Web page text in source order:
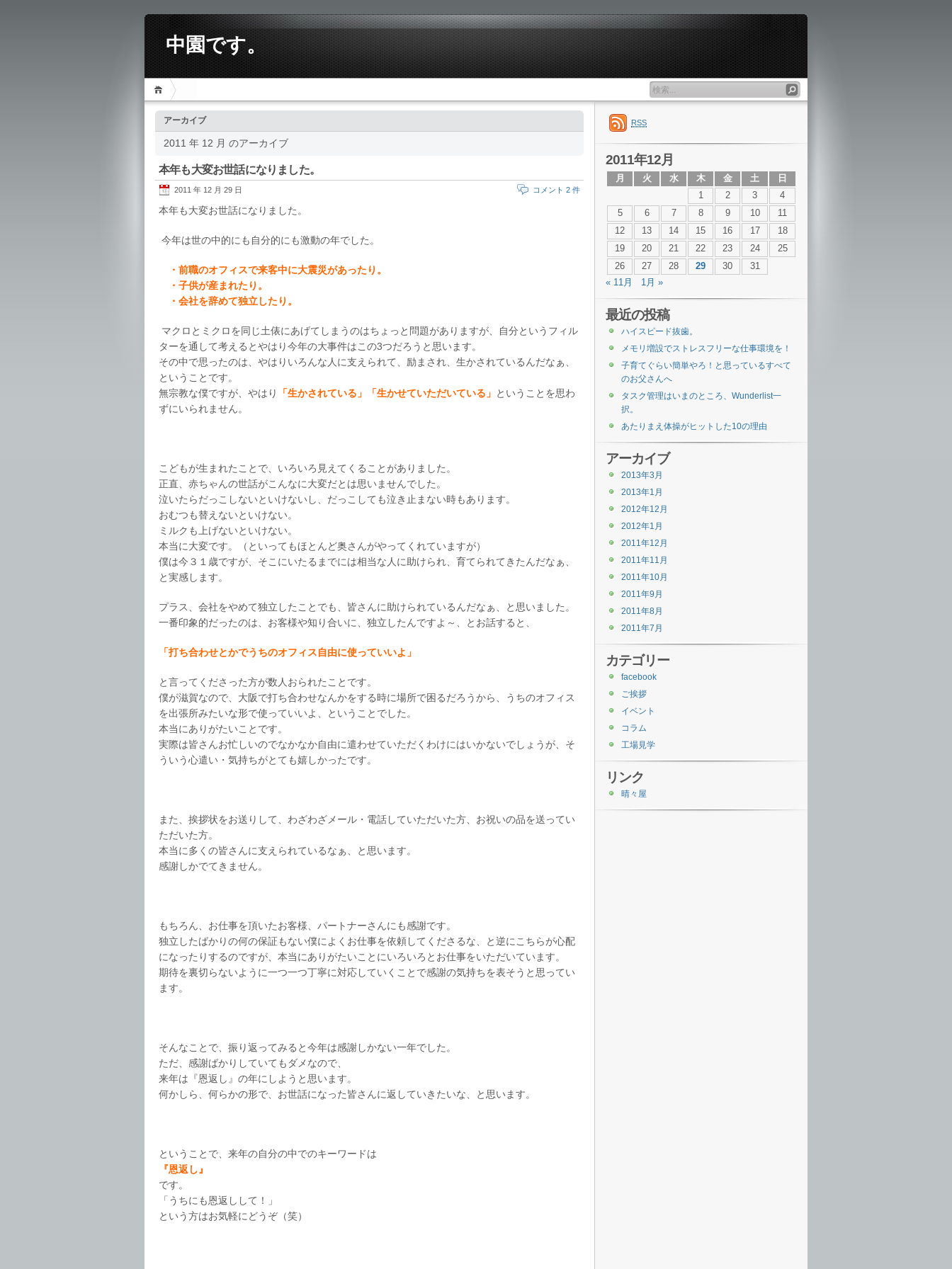
中園です。
アーカイブ
2011 年 12 月 のアーカイブ
本年も大変お世話になりました。
2011 年 12 月 29 日 コメント 2 件
本年も大変お世話になりました。
今年は世の中的にも自分的にも激動の年でした。
・前職のオフィスで来客中に大震災があったり。
・子供が産まれたり。
・会社を辞めて独立したり。
マクロとミクロを同じ土俵にあげてしまうのはちょっと問題がありますが、自分というフィル
ターを通して考えるとやはり今年の大事件はこの3つだろうと思います。
その中で思ったのは、やはりいろんな人に支えられて、励まされ、生かされているんだなぁ、
ということです。
無宗教な僕ですが、やはり
「生かされている」「生かせていただいている」 ということを思わ
ずにいられません。
こどもが生まれたことで、いろいろ見えてくることがありました。
正直、赤ちゃんの世話がこんなに大変だとは思いませんでした。
泣いたらだっこしないといけないし、だっこしても泣き止まない時もあります。
おむつも替えないといけない。
ミルクも上げないといけない。
本当に大変です。（といってもほとんど奥さんがやってくれていますが）
僕は今３１歳ですが、そこにいたるまでには相当な人に助けられ、育てられてきたんだなぁ、
と実感します。
プラス、会社をやめて独立したことでも、皆さんに助けられているんだなぁ、と思いました。
一番印象的だったのは、お客様や知り合いに、独立したんですよ～、とお話すると、
「打ち合わせとかでうちのオフィス自由に使っていいよ」
と言ってくださった方が数人おられたことです。
僕が滋賀なので、大阪で打ち合わせなんかをする時に場所で困るだろうから、うちのオフィス
を出張所みたいな形で使っていいよ、ということでした。
本当にありがたいことです。
実際は皆さんお忙しいのでなかなか自由に遣わせていただくわけにはいかないでしょうが、そ
ういう心遣い・気持ちがとても嬉しかったです。
また、挨拶状をお送りして、わざわざメール・電話していただいた方、お祝いの品を送ってい
ただいた方。
本当に多くの皆さんに支えられているなぁ、と思います。
感謝しかでてきません。
もちろん、お仕事を頂いたお客様、パートナーさんにも感謝です。
独立したばかりの何の保証もない僕によくお仕事を依頼してくださるな、と逆にこちらが心配
になったりするのですが、本当にありがたいことにいろいろとお仕事をいただいています。
期待を裏切らないように一つ一つ丁寧に対応していくことで感謝の気持ちを表そうと思ってい
ます。
そんなことで、振り返ってみると今年は感謝しかない一年でした。
ただ、感謝ばかりしていてもダメなので、
来年は『恩返し』の年にしようと思います。
何かしら、何らかの形で、お世話になった皆さんに返していきたいな、と思います。
ということで、来年の自分の中でのキーワードは
『恩返し』
です。
「うちにも恩返しして！」
という方はお気軽にどうぞ（笑）
RSS
2011年12月
月 火 水 木 金 土
日
1
2 3
4
5
6 7 8 9 10
11
12
13 14 15 16 17
18
19
20 21 22 23 24
25
26
27 28 29 30
31
« 11月
1月 »
最近の投稿
ハイスピード抜歯。
メモリ増設でストレスフリーな仕事環境を！
子育てぐらい簡単やろ！と思っているすべて
のお父さんへ
タスク管理はいまのところ、Wunderlist一
択。
あたりまえ体操がヒットした10の理由
アーカイブ
2013年3月
2013年1月
2012年12月
2012年1月
2011年12月
2011年11月
2011年10月
2011年9月
2011年8月
2011年7月
カテゴリー
facebook
ご挨拶
イベント
コラム
工場見学
リンク
晴々屋